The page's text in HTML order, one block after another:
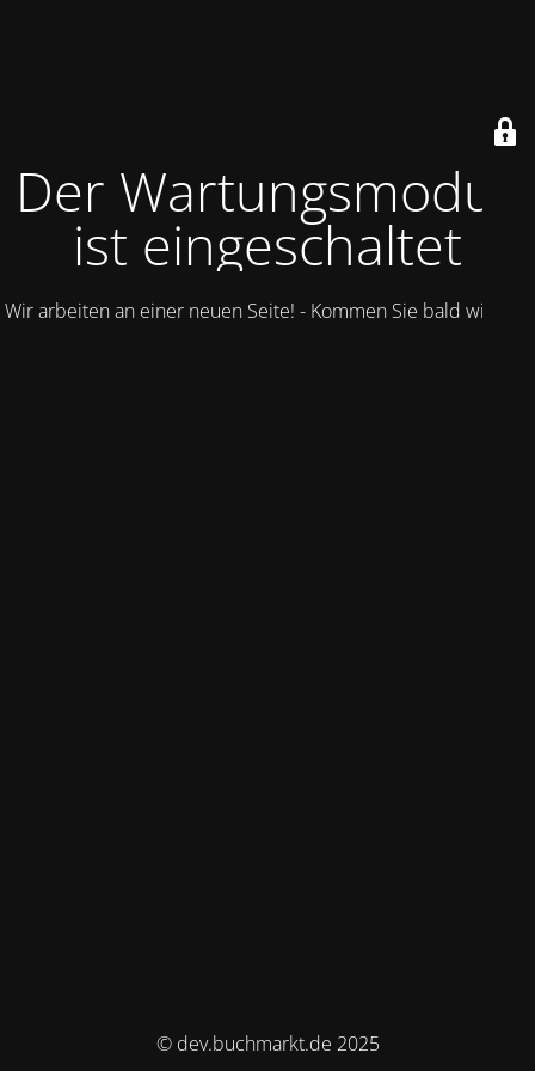
Der Wartungsmodus
ist eingeschaltet
Wir arbeiten an einer neuen Seite! - Kommen Sie bald wieder.
© dev.buchmarkt.de 2025